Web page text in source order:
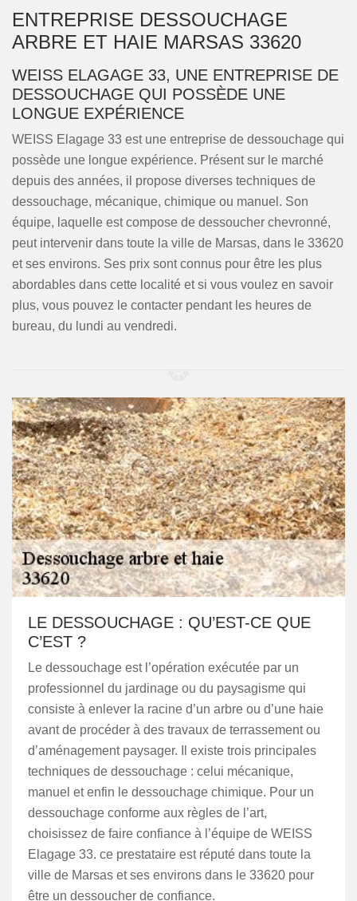
ENTREPRISE DESSOUCHAGE
ARBRE ET HAIE MARSAS 33620
WEISS ELAGAGE 33, UNE ENTREPRISE DE
DESSOUCHAGE QUI POSSÈDE UNE
LONGUE EXPÉRIENCE
WEISS Elagage 33 est une entreprise de dessouchage qui
possède une longue expérience. Présent sur le marché
depuis des années, il propose diverses techniques de
dessouchage, mécanique, chimique ou manuel. Son
équipe, laquelle est compose de dessoucher chevronné,
peut intervenir dans toute la ville de Marsas, dans le 33620
et ses environs. Ses prix sont connus pour être les plus
abordables dans cette localité et si vous voulez en savoir
plus, vous pouvez le contacter pendant les heures de
bureau, du lundi au vendredi.
LE DESSOUCHAGE : QU’EST-CE QUE
C’EST ?
Le dessouchage est l’opération exécutée par un
professionnel du jardinage ou du paysagisme qui
consiste à enlever la racine d’un arbre ou d’une haie
avant de procéder à des travaux de terrassement ou
d’aménagement paysager. Il existe trois principales
techniques de dessouchage : celui mécanique,
manuel et enfin le dessouchage chimique. Pour un
dessouchage conforme aux règles de l’art,
choisissez de faire confiance à l’équipe de WEISS
Elagage 33. ce prestataire est réputé dans toute la
ville de Marsas et ses environs dans le 33620 pour
être un dessoucher de confiance.